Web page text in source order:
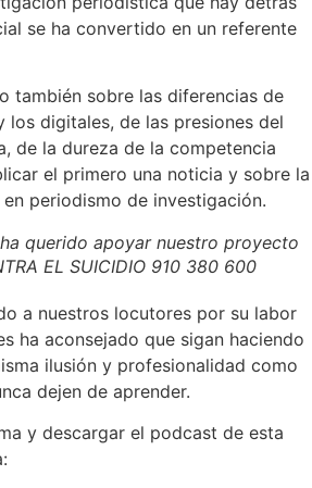
se ha convertido en un referente
también sobre las diferencias de
los digitales, de las presiones del
de la dureza de la competencia
el primero una noticia y sobre la
periodismo de investigación.
querido apoyar nuestro proyecto
EL SUICIDIO 910 380 600
a nuestros locutores por su labor
ha aconsejado que sigan haciendo
ilusión y profesionalidad como
dejen de aprender.
y descargar el podcast de esta